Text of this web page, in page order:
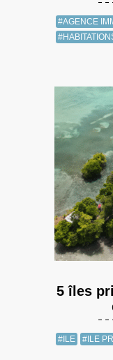
#AGENCE
5 îles
#ILE #ILE